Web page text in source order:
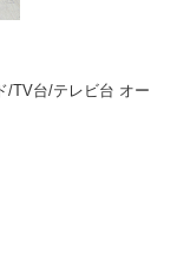
/TV台/テレビ台 オー